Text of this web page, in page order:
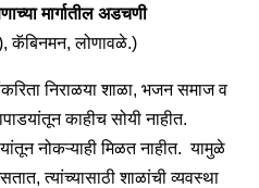
मार्गातील अडचणी
कॅबिनमन, लोणावळे.)
निराळया शाळा, भजन समाज व
काहीच सोयी नाहीत.
नोकऱ्याही मिळत नाहीत. यामुळे
त्यांच्यासाठी शाळांची व्यवस्था